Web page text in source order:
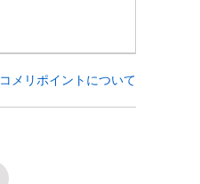
コメリポイントについて